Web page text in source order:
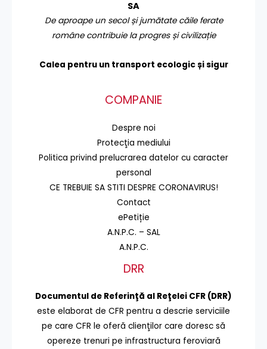
SA
De aproape un secol și jumătate căile ferate
române contribuie la progres și civilizație
Calea pentru un transport ecologic și sigur
COMPANIE
Despre noi
Protecţia mediului
Politica privind prelucrarea datelor cu caracter
personal
CE TREBUIE SA STITI DESPRE CORONAVIRUS!
Contact
ePetiție
A.N.P.C. – SAL
A.N.P.C.
DRR
Documentul de Referinţă al Reţelei CFR (DRR)
este elaborat de CFR pentru a descrie serviciile
pe care CFR le oferă clienţilor care doresc să
opereze trenuri pe infrastructura feroviară